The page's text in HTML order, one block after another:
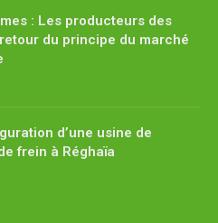
: Les producteurs des
du principe du marché
d’une usine de
frein à Réghaïa